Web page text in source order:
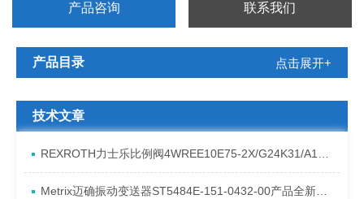
产品咨询 联系我们
产品目录 点击展开+
技术文章
REXROTH力士乐比例阀4WREE10E75-2X/G24K31/A1V原厂发货资料
Metrix迈确振动变送器ST5484E-151-0432-00产品全新介绍